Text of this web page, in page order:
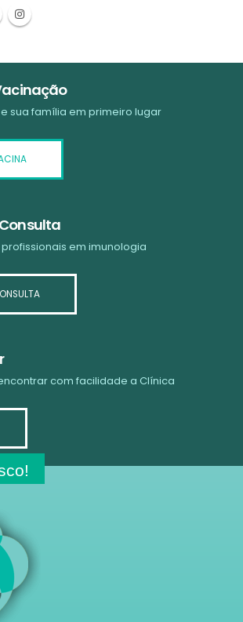
sua família em primeiro lugar
em imunologia
com facilidade a Clínica